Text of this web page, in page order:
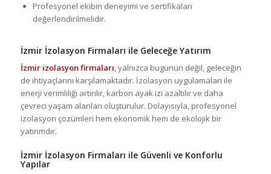
Profesyonel ekibin deneyimi ve sertifikaları
değerlendirilmelidir.
İzmir İzolasyon Firmaları ile Geleceğe Yatırım
İzmir izolasyon firmaları, yalnızca bugünün değil, geleceğin
de ihtiyaçlarını karşılamaktadır. İzolasyon uygulamaları ile
enerji verimliliği artırılır, karbon ayak izi azaltılır ve daha
çevreci yaşam alanları oluşturulur. Dolayısıyla, profesyonel
izolasyon çözümleri hem ekonomik hem de ekolojik bir
yatırımdır.
İzmir İzolasyon Firmaları ile Güvenli ve Konforlu
Yapılar